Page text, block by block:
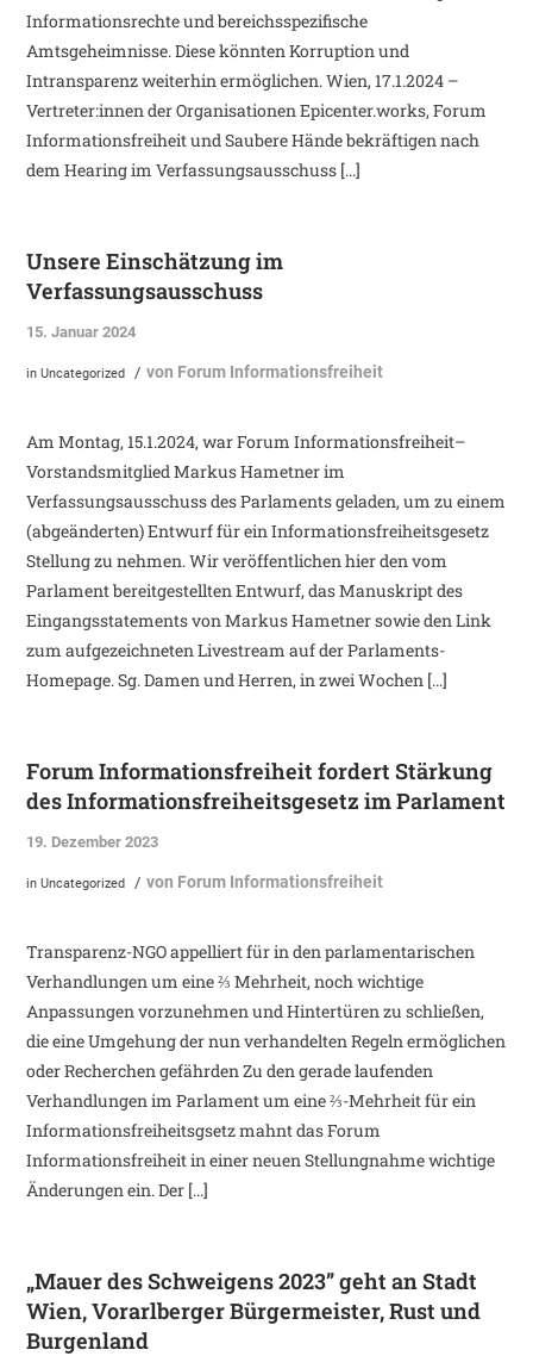
Informationsrechte und bereichsspezifische
Amtsgeheimnisse. Diese könnten Korruption und
Intransparenz weiterhin ermöglichen. Wien, 17.1.2024 –
Vertreter:innen der Organisationen Epicenter.works, Forum
Informationsfreiheit und Saubere Hände bekräftigen nach
dem Hearing im Verfassungsausschuss […]
Unsere Einschätzung im
Verfassungsausschuss
15. Januar 2024
inUncategorized / von Forum Informationsfreiheit
Am Montag, 15.1.2024, war Forum Informationsfreiheit–
Vorstandsmitglied Markus Hametner im
Verfassungsausschuss des Parlaments geladen, um zu einem
(abgeänderten) Entwurf für ein Informationsfreiheitsgesetz
Stellung zu nehmen. Wir veröffentlichen hier den vom
Parlament bereitgestellten Entwurf, das Manuskript des
Eingangsstatements von Markus Hametner sowie den Link
zum aufgezeichneten Livestream auf der Parlaments-
Homepage. Sg. Damen und Herren, in zwei Wochen […]
Forum Informationsfreiheit fordert Stärkung
des Informationsfreiheitsgesetz im Parlament
19. Dezember 2023
inUncategorized / von Forum Informationsfreiheit
Transparenz-NGO appelliert für in den parlamentarischen
Verhandlungen um eine ⅔ Mehrheit, noch wichtige
Anpassungen vorzunehmen und Hintertüren zu schließen,
die eine Umgehung der nun verhandelten Regeln ermöglichen
oder Recherchen gefährden Zu den gerade laufenden
Verhandlungen im Parlament um eine ⅔-Mehrheit für ein
Informationsfreiheitsgsetz mahnt das Forum
Informationsfreiheit in einer neuen Stellungnahme wichtige
Änderungen ein. Der […]
„Mauer des Schweigens 2023” geht an Stadt
Wien, Vorarlberger Bürgermeister, Rust und
Burgenland